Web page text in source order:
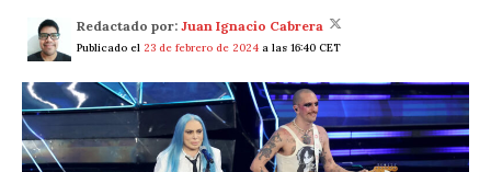
Redactado por: Juan Ignacio Cabrera
Publicado el 23 de febrero de 2024 a las 16:40 CET